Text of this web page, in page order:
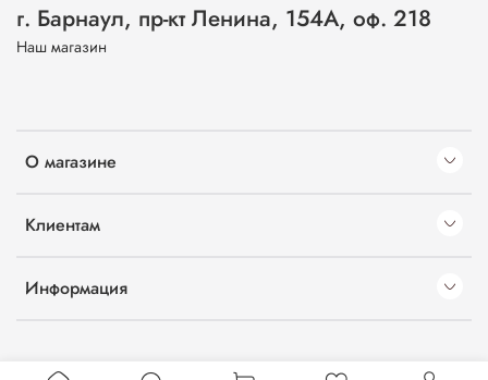
О магазине
Клиентам
Информация
г. Барнаул, пр-кт Ленина, 154А, оф. 218
Наш магазин